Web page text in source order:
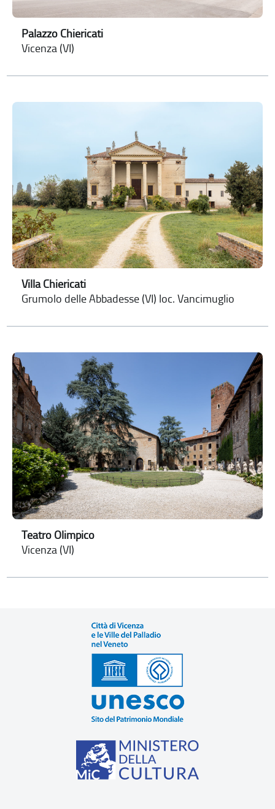
Palazzo Chiericati
Vicenza (VI)
Villa Chiericati
Grumolo delle Abbadesse (VI) loc. Vancimuglio
Teatro Olimpico
Vicenza (VI)